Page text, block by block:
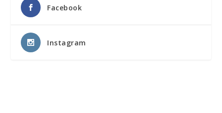
Facebook
Instagram